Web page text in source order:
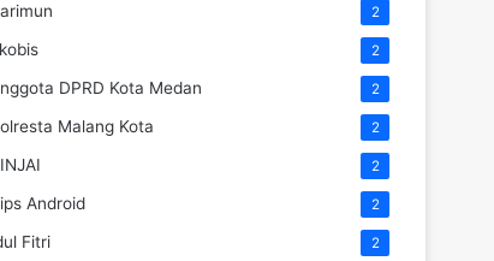
2
2
DPRD Kota Medan 2
Malang Kota 2
2
Android 2
Fitri 2